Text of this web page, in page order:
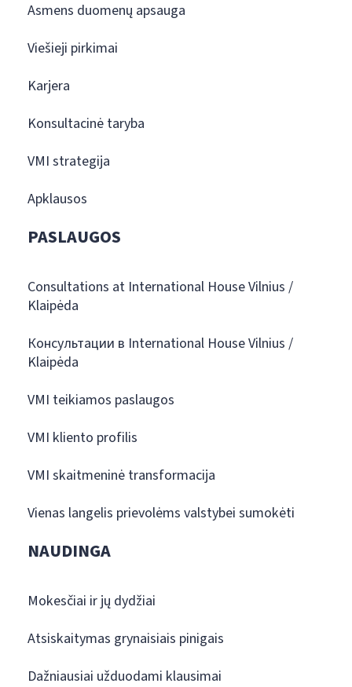
Asmens duomenų apsauga
Viešieji pirkimai
Karjera
Konsultacinė taryba
VMI strategija
Apklausos
PASLAUGOS
Consultations at International House Vilnius /
Klaipėda
Консультации в International House Vilnius /
Klaipėda
VMI teikiamos paslaugos
VMI kliento profilis
VMI skaitmeninė transformacija
Vienas langelis prievolėms valstybei sumokėti
NAUDINGA
Mokesčiai ir jų dydžiai
Atsiskaitymas grynaisiais pinigais
Dažniausiai užduodami klausimai